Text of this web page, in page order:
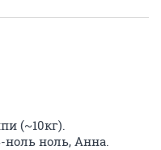
(~10кг).
ноль ноль, Анна.